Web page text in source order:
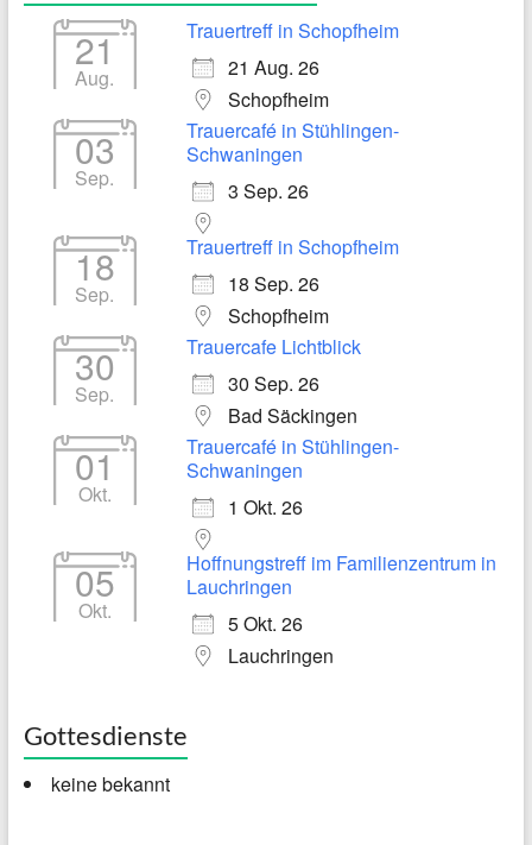
21
Aug.
Trauertreff in Schopfheim
21 Aug. 26
Schopfheim
03
Sep.
Trauercafé in Stühlingen-
Schwaningen
3 Sep. 26
18
Sep.
Trauertreff in Schopfheim
18 Sep. 26
Schopfheim
30
Sep.
Trauercafe Lichtblick
30 Sep. 26
Bad Säckingen
01
Okt.
Trauercafé in Stühlingen-
Schwaningen
1 Okt. 26
05
Okt.
Hoffnungstreff im Familienzentrum in
Lauchringen
5 Okt. 26
Lauchringen
Gottesdienste
keine bekannt